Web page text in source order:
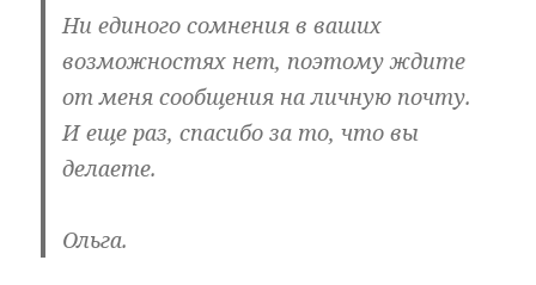
Ни единого сомнения в ваших
возможностях нет, поэтому ждите
от меня сообщения на личную почту.
И еще раз, спасибо за то, что вы
делаете.
Ольга.